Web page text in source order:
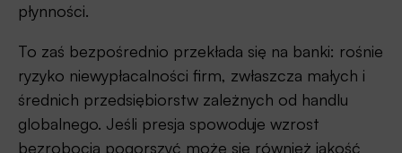
płynności.
To zaś bezpośrednio przekłada się na banki: rośnie
ryzyko niewypłacalności firm, zwłaszcza małych i
średnich przedsiębiorstw zależnych od handlu
globalnego. Jeśli presja spowoduje wzrost
bezrobocia pogorszyć może się również jakość